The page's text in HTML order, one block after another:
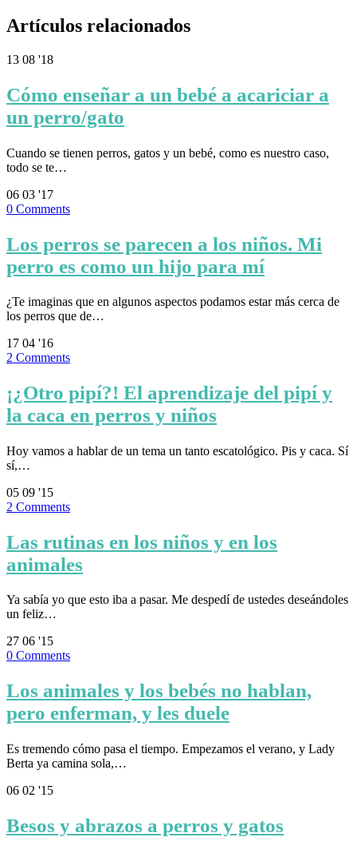
Artículos relacionados
13 08 '18
Cómo enseñar a un bebé a acariciar a
un perro/gato
Cuando se tienen perros, gatos y un bebé, como es nuestro caso,
todo se te…
06 03 '17
0 Comments
Los perros se parecen a los niños. Mi
perro es como un hijo para mí
¿Te imaginas que en algunos aspectos podamos estar más cerca de
los perros que de…
17 04 '16
2 Comments
¡¿Otro pipí?! El aprendizaje del pipí y
la caca en perros y niños
Hoy vamos a hablar de un tema un tanto escatológico. Pis y caca. Sí
sí,…
05 09 '15
2 Comments
Las rutinas en los niños y en los
animales
Ya sabía yo que esto iba a pasar. Me despedí de ustedes deseándoles
un feliz…
27 06 '15
0 Comments
Los animales y los bebés no hablan,
pero enferman, y les duele
Es tremendo cómo pasa el tiempo. Empezamos el verano, y Lady
Berta ya camina sola,…
06 02 '15
Besos y abrazos a perros y gatos